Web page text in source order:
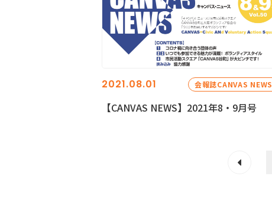
2021.08.01 会報誌CANVAS NEWS
【CANVAS NEWS】2021年8・9月号